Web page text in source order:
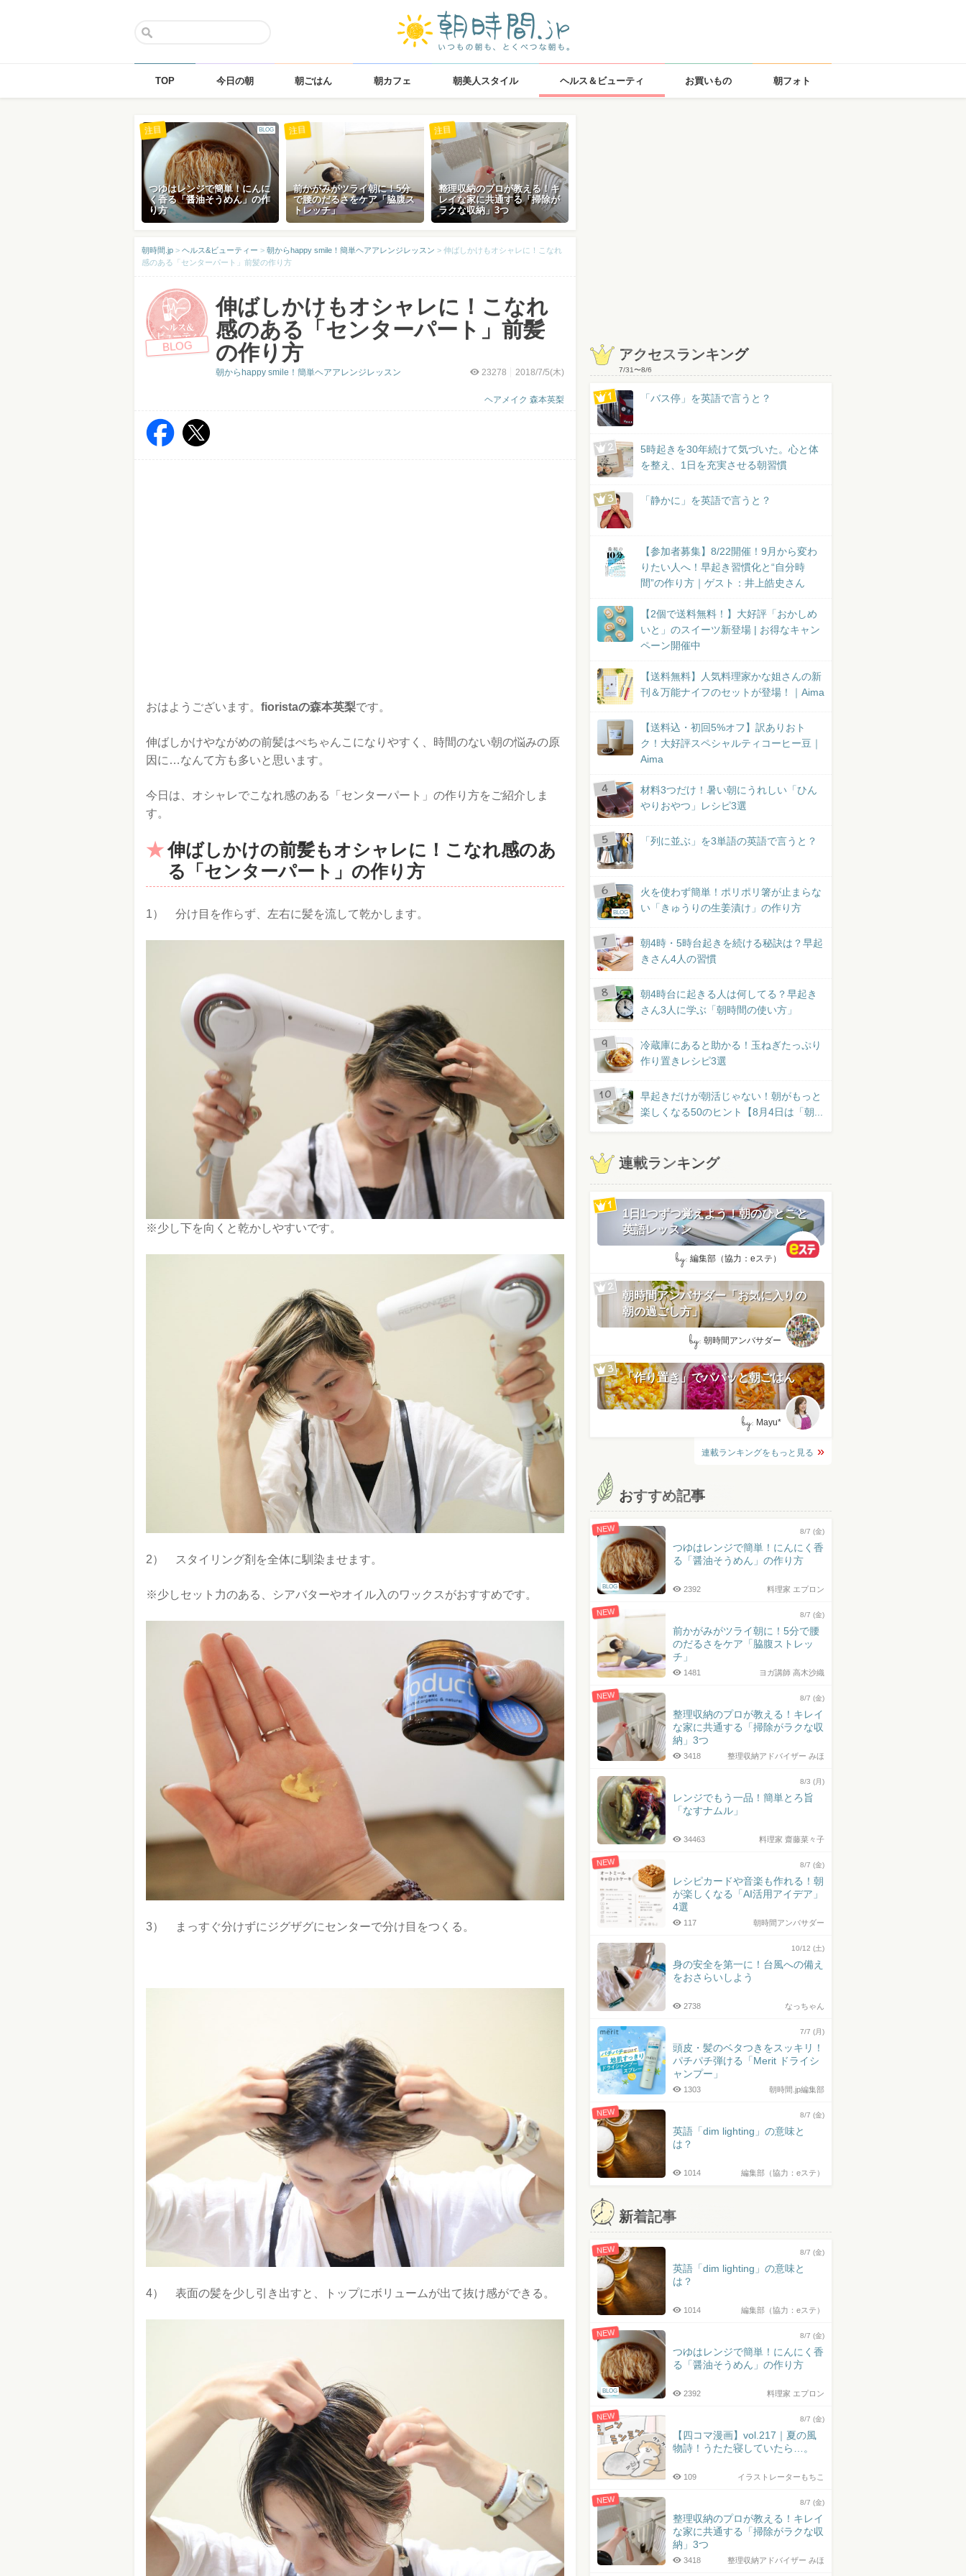
TOP 今日の朝 朝ごはん 朝カフェ 朝美人スタイル ヘルス＆ビューティ お買いもの 朝フォト
BLOG
つゆはレンジで簡単！にんに
く香る「醤油そうめん」の作
り方
注目
前かがみがツライ朝に！5分
で腰のだるさをケア「脇腹ス
トレッチ」
注目
整理収納のプロが教える！キ
レイな家に共通する「掃除が
ラクな収納」3つ
注目
朝時間.jp > ヘルス&ビューティー > 朝からhappy smile！簡単ヘアアレンジレッスン > 伸ばしかけもオシャレに！こなれ
感のある「センターパート」前髪の作り方
BLOG
伸ばしかけもオシャレに！こなれ
感のある「センターパート」前髪
の作り方
23278 2018/7/5(木)
ヘアメイク 森本英梨
朝からhappy smile！簡単ヘアアレンジレッスン
おはようございます。 fioristaの森本英梨です。
伸ばしかけやながめの前髪はぺちゃんこになりやすく、時間のない朝の悩みの原
因に…なんて方も多いと思います。
今日は、オシャレでこなれ感のある「センターパート」の作り方をご紹介しま
す。
伸ばしかけの前髪もオシャレに！こなれ感のあ
る「センターパート」の作り方
1） 分け目を作らず、左右に髪を流して乾かします。
※少し下を向くと乾かしやすいです。
2） スタイリング剤を全体に馴染ませます。
※少しセット力のある、シアバターやオイル入のワックスがおすすめです。
3） まっすぐ分けずにジグザグにセンターで分け目をつくる。
4） 表面の髪を少し引き出すと、トップにボリュームが出て抜け感ができる。
アクセスランキング
7/31〜8/6
「バス停」を英語で言うと？
5時起きを30年続けて気づいた。心と体
を整え、1日を充実させる朝習慣
「静かに」を英語で言うと？
【参加者募集】8/22開催！9月から変わ
りたい人へ！早起き習慣化と“自分時
間”の作り方｜ゲスト：井上皓史さん
【2個で送料無料！】大好評「おかしめ
いと」のスイーツ新登場 | お得なキャン
ペーン開催中
【送料無料】人気料理家かな姐さんの新
刊＆万能ナイフのセットが登場！｜Aima
【送料込・初回5%オフ】訳ありおト
ク！大好評スペシャルティコーヒー豆｜
Aima
材料3つだけ！暑い朝にうれしい「ひん
やりおやつ」レシピ3選
「列に並ぶ」を3単語の英語で言うと？
BLOG
火を使わず簡単！ポリポリ箸が止まらな
い「きゅうりの生姜漬け」の作り方
朝4時・5時台起きを続ける秘訣は？早起
きさん4人の習慣
朝4時台に起きる人は何してる？早起き
さん3人に学ぶ「朝時間の使い方」
冷蔵庫にあると助かる！玉ねぎたっぷり
作り置きレシピ3選
早起きだけが朝活じゃない！朝がもっと
楽しくなる50のヒント【8月4日は「朝...
連載ランキング
1日1つずつ覚えよう！朝のひとこと
英語レッスン
by: 編集部（協力：eステ）
朝時間アンバサダー「お気に入りの
朝の過ごし方」
by: 朝時間アンバサダー
「作り置き」でパパッと朝ごはん
by: Mayu*
連載ランキングをもっと見る
おすすめ記事
NEW
BLOG
8/7 (金)
つゆはレンジで簡単！にんにく香
る「醤油そうめん」の作り方
料理家 エプロン
2392
NEW 8/7 (金)
前かがみがツライ朝に！5分で腰
のだるさをケア「脇腹ストレッ
チ」
ヨガ講師 高木沙織
1481
NEW 8/7 (金)
整理収納のプロが教える！キレイ
な家に共通する「掃除がラクな収
納」3つ
整理収納アドバイザー みほ
3418
8/3 (月)
レンジでもう一品！簡単とろ旨
「なすナムル」
料理家 齋藤菜々子
34463
NEW 8/7 (金)
レシピカードや音楽も作れる！朝
が楽しくなる「AI活用アイデア」
4選
朝時間アンバサダー
117
10/12 (土)
身の安全を第一に！台風への備え
をおさらいしよう
なっちゃん
2738
7/7 (月)
頭皮・髪のベタつきをスッキリ！
パチパチ弾ける「Merit ドライシ
ャンプー」
朝時間.jp編集部
1303
NEW 8/7 (金)
英語「dim lighting」の意味と
は？
編集部（協力：eステ）
1014
新着記事
NEW 8/7 (金)
英語「dim lighting」の意味と
は？
編集部（協力：eステ）
1014
NEW
BLOG
8/7 (金)
つゆはレンジで簡単！にんにく香
る「醤油そうめん」の作り方
料理家 エプロン
2392
NEW 8/7 (金)
【四コマ漫画】vol.217｜夏の風
物詩！うたた寝していたら…。
イラストレーターもちこ
109
NEW 8/7 (金)
整理収納のプロが教える！キレイ
な家に共通する「掃除がラクな収
納」3つ
整理収納アドバイザー みほ
3418